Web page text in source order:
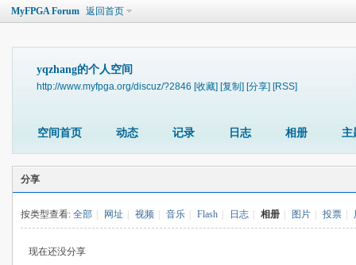
MyFPGA Forum 返回首页
yqzhang的个人空间
http://www.myfpga.org/discuz/?2846 [收藏] [复制] [分享] [RSS]
空间首页 动态 记录 日志 相册 主
分享
按类型查看: 全部 网址 视频 音乐 Flash 日志 相册 图片 投票
现在还没分享